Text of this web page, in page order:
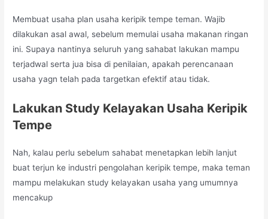
Membuat usaha plan usaha keripik tempe teman. Wajib
dilakukan asal awal, sebelum memulai usaha makanan ringan
ini. Supaya nantinya seluruh yang sahabat lakukan mampu
terjadwal serta jua bisa di penilaian, apakah perencanaan
usaha yagn telah pada targetkan efektif atau tidak.
Lakukan Study Kelayakan Usaha Keripik
Tempe
Nah, kalau perlu sebelum sahabat menetapkan lebih lanjut
buat terjun ke industri pengolahan keripik tempe, maka teman
mampu melakukan study kelayakan usaha yang umumnya
mencakup